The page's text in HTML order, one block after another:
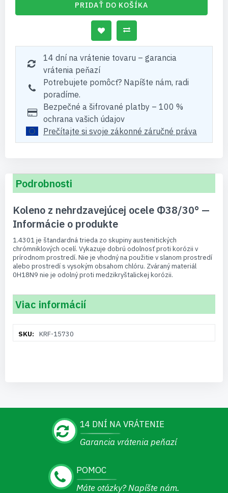
PRIDAŤ DO KOŠÍKA
14 dní na vrátenie tovaru – garancia
vrátenia peňazí
Potrebujete pomôcť? Napíšte nám, radi
poradíme.
Bezpečné a šifrované platby – 100 %
ochrana vašich údajov
Prečítajte si svoje zákonné záručné práva
Podrobnosti
Koleno z nehrdzavejúcej ocele Φ38/30° —
Informácie o produkte
1.4301 je štandardná trieda zo skupiny austenitických
chrómniklových ocelí. Vykazuje dobrú odolnosť proti korózii v
prírodnom prostredí. Nie je vhodný na použitie v slanom prostredí
alebo prostredí s vysokým obsahom chlóru. Zváraný materiál
0H18N9 nie je odolný proti medzikryštalickej korózii.
Viac informácií
informáciíKRF-15730
14 DNÍ NA VRÁTENIE
Garancia vrátenia peňazí
POMOC
Máte otázky? Napíšte nám.